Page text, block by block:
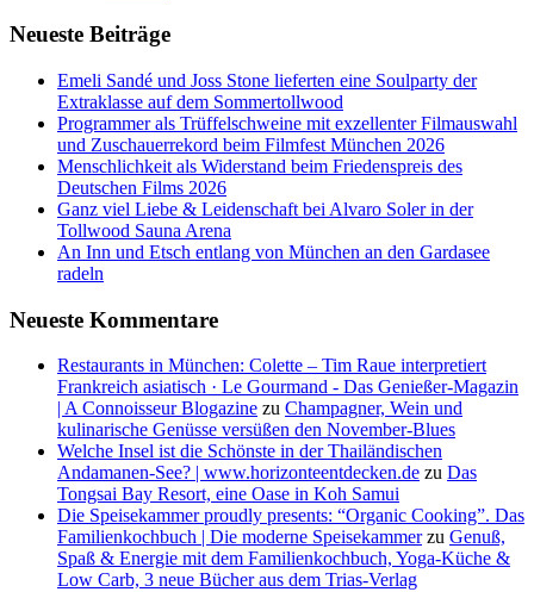
Neueste Beiträge
Emeli Sandé und Joss Stone lieferten eine Soulparty der
Extraklasse auf dem Sommertollwood
Programmer als Trüffelschweine mit exzellenter Filmauswahl
und Zuschauerrekord beim Filmfest München 2026
Menschlichkeit als Widerstand beim Friedenspreis des
Deutschen Films 2026
Ganz viel Liebe & Leidenschaft bei Alvaro Soler in der
Tollwood Sauna Arena
An Inn und Etsch entlang von München an den Gardasee
radeln
Neueste Kommentare
Restaurants in München: Colette – Tim Raue interpretiert
Frankreich asiatisch · Le Gourmand - Das Genießer-Magazin
| A Connoisseur Blogazine zu Champagner, Wein und
kulinarische Genüsse versüßen den November-Blues
Welche Insel ist die Schönste in der Thailändischen
Andamanen-See? | www.horizonteentdecken.de zu Das
Tongsai Bay Resort, eine Oase in Koh Samui
Die Speisekammer proudly presents: “Organic Cooking”. Das
Familienkochbuch | Die moderne Speisekammerzu Genuß,
Spaß & Energie mit dem Familienkochbuch, Yoga-Küche &
Low Carb, 3 neue Bücher aus dem Trias-Verlag